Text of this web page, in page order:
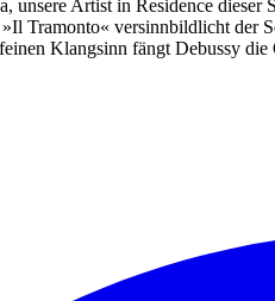
Artist in Residence
versinnbildlicht der
Klangsinn fängt Debussy